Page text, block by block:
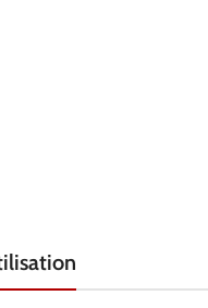
F8 FORCE KG